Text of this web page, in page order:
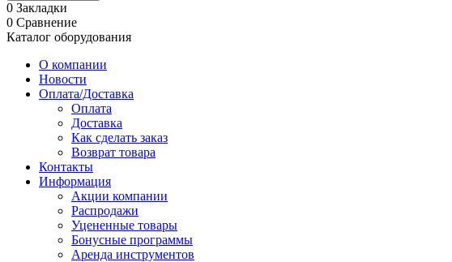
0 Закладки
0 Сравнение
Каталог оборудования
О компании
Новости
Оплата/Доставка
Оплата
Доставка
Как сделать заказ
Возврат товара
Контакты
Информация
Акции компании
Распродажи
Уцененные товары
Бонусные программы
Аренда инструментов